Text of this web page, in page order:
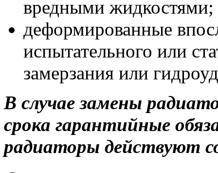
вредными жидкостями;
деформированные
испытательного или
замерзания или
В случае замены
срока гарантийные
радиаторы действуют